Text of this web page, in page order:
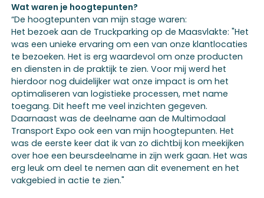
Wat waren je hoogtepunten?
“De hoogtepunten van mijn stage waren:
Het bezoek aan de Truckparking op de Maasvlakte: "Het
was een unieke ervaring om een van onze klantlocaties
te bezoeken. Het is erg waardevol om onze producten
en diensten in de praktijk te zien. Voor mij werd het
hierdoor nog duidelijker wat onze impact is om het
optimaliseren van logistieke processen, met name
toegang. Dit heeft me veel inzichten gegeven.
Daarnaast was de deelname aan de Multimodaal
Transport Expo ook een van mijn hoogtepunten. Het
was de eerste keer dat ik van zo dichtbij kon meekijken
over hoe een beursdeelname in zijn werk gaan. Het was
erg leuk om deel te nemen aan dit evenement en het
vakgebied in actie te zien."